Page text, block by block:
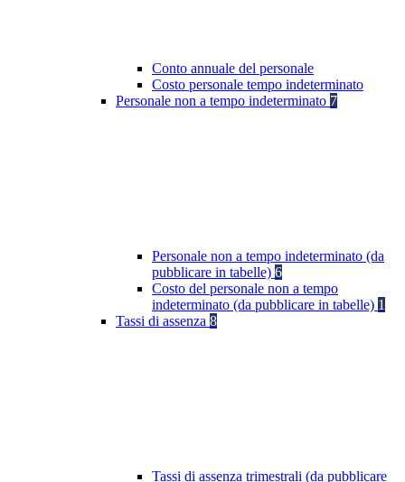
Conto annuale del personale
Costo personale tempo indeterminato
Personale non a tempo indeterminato 7
Personale non a tempo indeterminato (da
pubblicare in tabelle) 6
Costo del personale non a tempo
indeterminato (da pubblicare in tabelle) 1
Tassi di assenza 8
Tassi di assenza trimestrali (da pubblicare